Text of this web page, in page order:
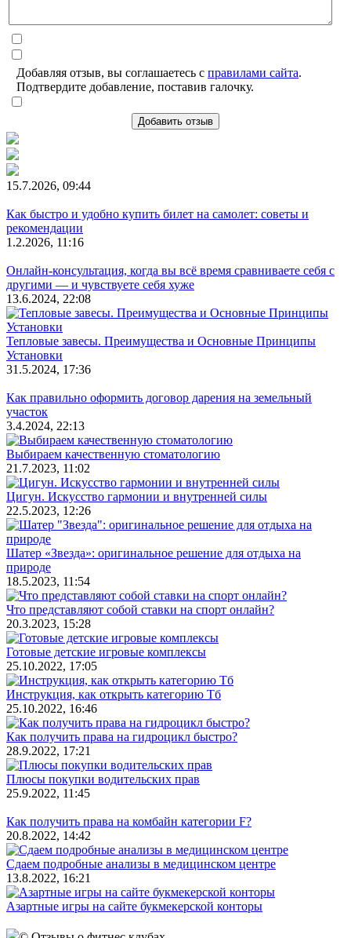
Добавляя отзыв, вы соглашаетесь с правилами сайта.
Подтвердите добавление, поставив галочку.
Добавить отзыв
15.7.2026, 09:44
Как быстро и удобно купить билет на самолет: советы и
рекомендации
1.2.2026, 11:16
Онлайн-консультация, когда вы всё время сравниваете себя с
другими — и чувствуете себя хуже
13.6.2024, 22:08
Тепловые завесы. Преимущества и Основные Принципы
Установки
31.5.2024, 17:36
Как правильно оформить договор дарения на земельный
участок
3.4.2024, 22:13
Выбираем качественную стоматологию
21.7.2023, 11:02
Цигун. Искусство гармонии и внутренней силы
22.5.2023, 12:26
Шатер «Звезда»: оригинальное решение для отдыха на
природе
18.5.2023, 11:54
Что представляют собой ставки на спорт онлайн?
20.3.2023, 15:28
Готовые детские игровые комплексы
25.10.2022, 17:05
Инструкция, как открыть категорию Тб
25.10.2022, 16:46
Как получить права на гидроцикл быстро?
28.9.2022, 17:21
Плюсы покупки водительских прав
25.9.2022, 11:45
Как получить права на комбайн категории F?
20.8.2022, 14:42
Сдаем подробные анализы в медицинском центре
13.8.2022, 16:21
Азартные игры на сайте букмекерской конторы